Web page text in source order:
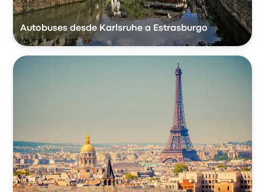
Autobuses desde Karlsruhe a Estrasburgo